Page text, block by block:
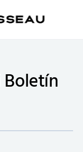
Boletín